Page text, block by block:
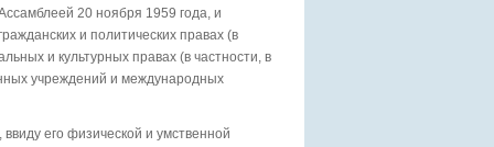
20 ноября 1959 года, и
и политических правах (в
и культурных правах (в частности, в
учреждений и международных
его физической и умственной